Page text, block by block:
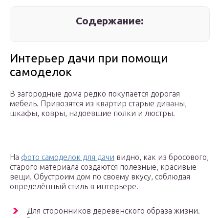
Содержание:
Интерьер дачи при помощи
самоделок
В загородные дома редко покупается дорогая
мебель. Привозятся из квартир старые диваны,
шкафы, ковры, надоевшие полки и люстры.
На фото самоделок для дачи видно, как из бросового,
старого материала создаются полезные, красивые
вещи. Обустроим дом по своему вкусу, соблюдая
определённый стиль в интерьере.
Для сторонников деревенского образа жизни.